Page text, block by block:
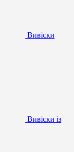
Вивіски
Вивіски із